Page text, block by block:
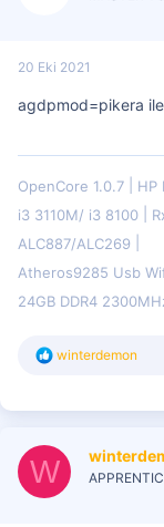
20 Eki 2021
agdpmod=pikera
OpenCore 1.0.7 HP
i3 3110M/ i3 8100
ALC887/ALC269
Atheros9285 Usb
24GB DDR4
T
k
e
r
:
winterdemon
W